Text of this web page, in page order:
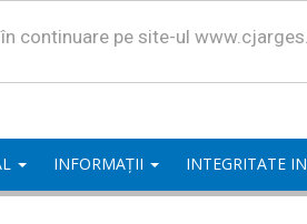
continuare pe site-ul
INFORMAȚII INTEGRITATE